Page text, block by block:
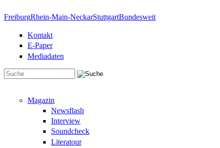
FreiburgRhein-Main-NeckarStuttgartBundesweit
Kontakt
E-Paper
Mediadaten
Magazin
Newsflash
Interview
Soundcheck
Literatour